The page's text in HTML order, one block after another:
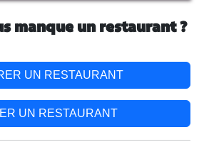
manque un restaurant ?
UN RESTAURANT
UN RESTAURANT